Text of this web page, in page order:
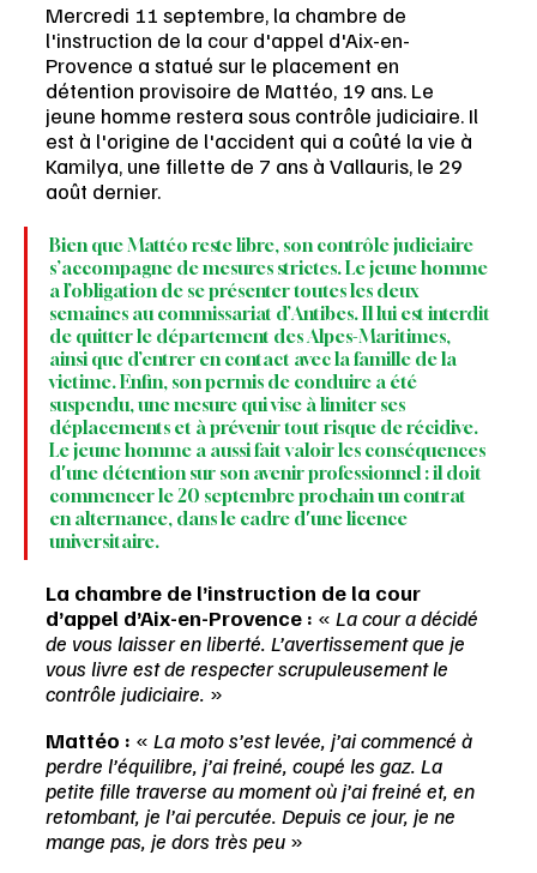
Mercredi 11 septembre, la chambre de
l'instruction de la cour d'appel d'Aix-en-
Provence a statué sur le placement en
détention provisoire de Mattéo, 19 ans. Le
jeune homme restera sous contrôle judiciaire. Il
est à l'origine de l'accident qui a coûté la vie à
Kamilya, une fillette de 7 ans à Vallauris, le 29
août dernier.
Bien que Mattéo reste libre, son contrôle judiciaire
s’accompagne de mesures strictes. Le jeune homme
a l’obligation de se présenter toutes les deux
semaines au commissariat d’Antibes. Il lui est interdit
de quitter le département des Alpes-Maritimes,
ainsi que d’entrer en contact avec la famille de la
victime. Enfin, son permis de conduire a été
suspendu, une mesure qui vise à limiter ses
déplacements et à prévenir tout risque de récidive.
Le jeune homme a aussi fait valoir les conséquences
d'une détention sur son avenir professionnel : il doit
commencer le 20 septembre prochain un contrat
en alternance, dans le cadre d'une licence
universitaire.
La chambre de l’instruction de la cour
d’appel d’Aix-en-Provence : « La cour a décidé
de vous laisser en liberté. L’avertissement que je
vous livre est de respecter scrupuleusement le
contrôle judiciaire. »
Mattéo : « La moto s’est levée, j’ai commencé à
perdre l’équilibre, j’ai freiné, coupé les gaz. La
petite fille traverse au moment où j’ai freiné et, en
retombant, je l’ai percutée. Depuis ce jour, je ne
mange pas, je dors très peu »